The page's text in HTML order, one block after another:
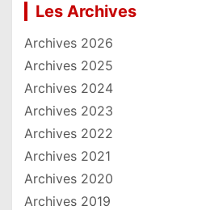
Les Archives
Archives 2026
Archives 2025
Archives 2024
Archives 2023
Archives 2022
Archives 2021
Archives 2020
Archives 2019